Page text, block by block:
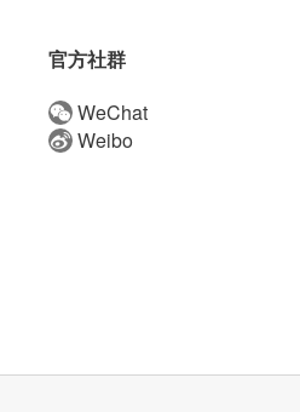
官方社群
WeChat
Weibo